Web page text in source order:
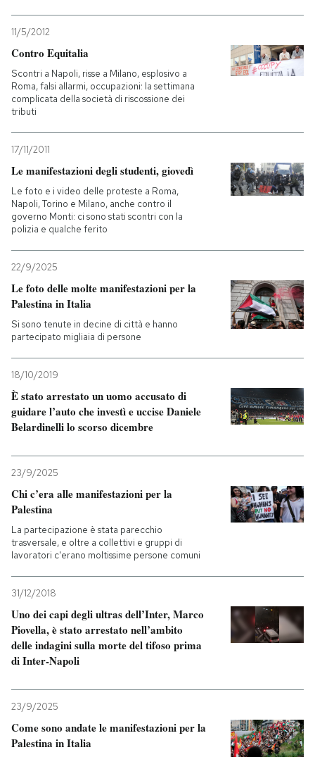
11/5/2012
Contro Equitalia
Scontri a Napoli, risse a Milano, esplosivo a
Roma, falsi allarmi, occupazioni: la settimana
complicata della società di riscossione dei
tributi
17/11/2011
Le manifestazioni degli studenti, giovedì
Le foto e i video delle proteste a Roma,
Napoli, Torino e Milano, anche contro il
governo Monti: ci sono stati scontri con la
polizia e qualche ferito
22/9/2025
Le foto delle molte manifestazioni per la
Palestina in Italia
Si sono tenute in decine di città e hanno
partecipato migliaia di persone
18/10/2019
È stato arrestato un uomo accusato di
guidare l’auto che investì e uccise Daniele
Belardinelli lo scorso dicembre
23/9/2025
Chi c’era alle manifestazioni per la
Palestina
La partecipazione è stata parecchio
trasversale, e oltre a collettivi e gruppi di
lavoratori c'erano moltissime persone comuni
31/12/2018
Uno dei capi degli ultras dell’Inter, Marco
Piovella, è stato arrestato nell’ambito
delle indagini sulla morte del tifoso prima
di Inter-Napoli
23/9/2025
Come sono andate le manifestazioni per la
Palestina in Italia